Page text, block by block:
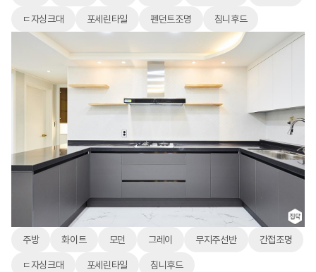
ㄷ자싱크대 포세린타일 펜던트조명 침니후드
주방 화이트 모던 그레이 무지주선반 간접조명
ㄷ자싱크대 포세린타일 침니후드